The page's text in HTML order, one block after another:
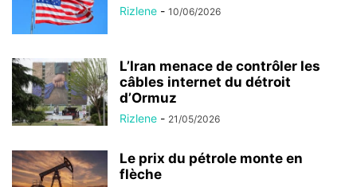
Rizlene - 10/06/2026
L’Iran menace de contrôler les
câbles internet du détroit
d’Ormuz
Rizlene - 21/05/2026
Le prix du pétrole monte en
flèche